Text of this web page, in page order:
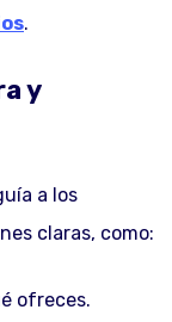
.
y
a los
claras, como:
ofreces.